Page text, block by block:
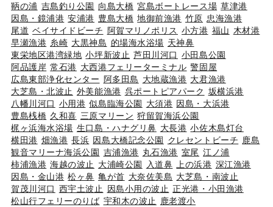
鞆の浦 吉島釣り公園 向島大橋 宮島ボートレース場 草津港
因島・鏡浦港 安浦港 豊島大橋 地御前漁港 竹原 忠海漁港
尾道 ベイサイドビーチ 阿賀マリノポリス 小方港 福山 木材港
早瀬漁港 糸崎 大黒神島 的場海水浴場 天神鼻
東栄地区港湾緑地 小坪新波止 芦田川河口 小田島公園
阿品護岸 常石港 大西港フェリーターミナル 警固屋
広島東部浄化センター 阿多田島 大地蔵漁港 大君漁港
大芝島・北波止 外美能漁港 呉ポートピアパーク 坂横浜港
八幡川河口 小用港 似島臨海公園 大須港 因島・大浜港
豊島桟橋 久和喜 三原マリーン 狩留賀海浜公園
梶ヶ浜海水浴場 生口島・ハナグリ鼻 大長港 小佐木島灯台
横田港 畑漁港 長浜 因島大橋記念公園 クレセントビーチ 鹿島
観音マリーナ海浜公園 吉浦漁港 丸石漁港 室尾 江ノ浦
柿浦漁港 海越の波止 大浦崎公園 入道鼻 上の浜港 深江漁港
因島・金山港 松ヶ鼻 亀が首 大奈佐美島 大芝島・南波止
賀茂川河口 西宇土波止 因島小用の波止 正光港・小田漁港
松山行フェリーのりば 宇和木の波止
鹿老渡小